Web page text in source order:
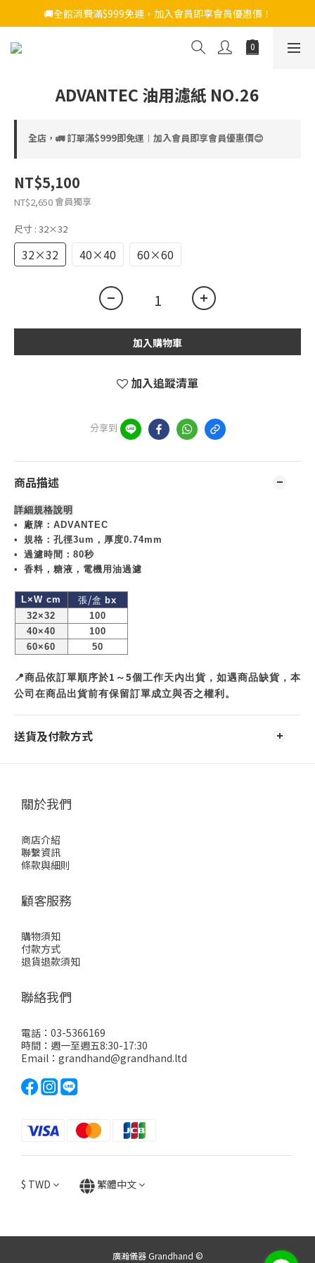
🚚全館消費滿$999免運，加入會員即享會員優惠價！
ADVANTEC 油用濾紙 NO.26
全店，🚛 訂單滿$999即免運︱加入會員即享會員優惠價😊
NT$5,100
NT$2,650會員獨享
尺寸 : 32×32
32×32 40×40 60×60
加入購物車
加入追蹤清單
分享到
商品描述
詳細規格說明
• 廠牌： ADVANTEC
• 規格：孔徑3um ，厚度0.74mm
• 過濾時間： 80秒
• 香料，糖液，電機用油過濾
L×W cm 張/盒 bx
32×32
100
40×40
100
60×60
50
📍商品依訂單順序於1 ～5個工作天內出貨，如遇商品缺貨，本
公司在商品出貨前有保留訂單成立與否之權利。
送貨及付款方式
關於我們
商店介紹
聯繫資訊
條款與細則
顧客服務
購物須知
付款方式
退貨退款須知
聯絡我們
電話：03-5366169
時間：週一至週五8:30-17:30
Email：grandhand@grandhand.ltd
$ TWD 繁體中文
廣瀚儀器 Grandhand ©